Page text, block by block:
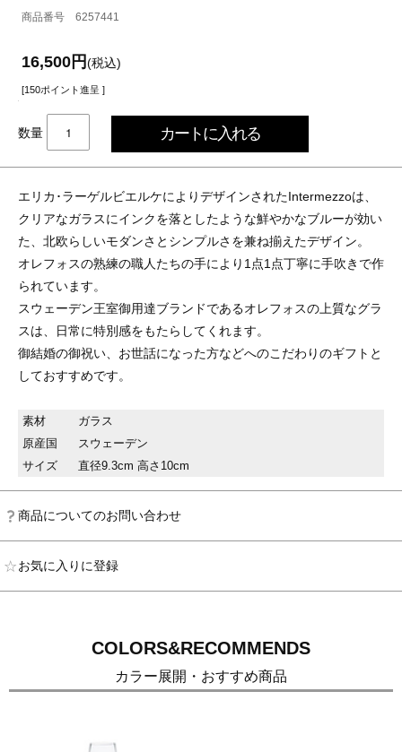
6257441
16,500円(税込)
[150ポイント進呈 ]
数量
エリカ･ラーゲルビエルケによりデザインされたIntermezzoは、
クリアなガラスにインクを落としたような鮮やかなブルーが効い
た、北欧らしいモダンさとシンプルさを兼ね揃えたデザイン。
オレフォスの熟練の職人たちの手により1点1点丁寧に手吹きで作
られています。
スウェーデン王室御用達ブランドであるオレフォスの上質なグラ
スは、日常に特別感をもたらしてくれます。
御結婚の御祝い、お世話になった方などへのこだわりのギフトと
しておすすめです。
素材
ガラス
原産国
スウェーデン
サイズ
直径9.3cm 高さ10cm
商品についてのお問い合わせ
お気に入りに登録
COLORS&RECOMMENDS
カラー展開・おすすめ商品